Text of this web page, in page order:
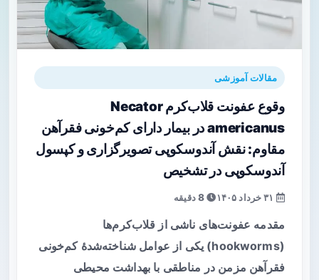
مقالات آموزشی
وقوع عفونت قلاب‌کرم Necator
americanus در بیمار دارای کم‌خونی فقرآهن
مقاوم: نقش آندوسکوپی تصویرگزاری و کپسول
آندوسکوپی در تشخیص
8 دقیقه
مقدمه عفونت‌های ناشی از قلاب‌کرم‌ها
(hookworms) یکی از عوامل شناخته‌شدهٔ کم‌خونی
فقرآهن مزمن در مناطقی با بهداشت محیطی